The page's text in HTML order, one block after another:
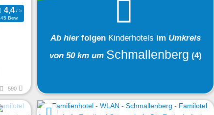
45 Bew.
590
Ab hier folgen Kinderhotels im Umkreis
von 50 km um Schmallenberg (4)